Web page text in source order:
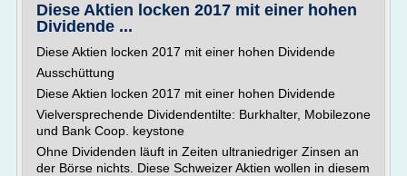
Diese Aktien locken 2017 mit einer hohen
Dividende ...
Diese Aktien locken 2017 mit einer hohen Dividende
Ausschüttung
Diese Aktien locken 2017 mit einer hohen Dividende
Vielversprechende Dividendentilte: Burkhalter, Mobilezone
und Bank Coop. keystone
Ohne Dividenden läuft in Zeiten ultraniedriger Zinsen an
der Börse nichts. Diese Schweizer Aktien wollen in diesem